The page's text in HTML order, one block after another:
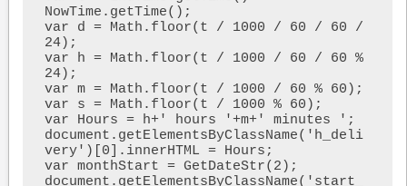
NowTime.getTime();
var d = Math.floor(t / 1000 / 60 / 60 /
24);
var h = Math.floor(t / 1000 / 60 / 60 %
24);
var m = Math.floor(t / 1000 / 60 % 60);
var s = Math.floor(t / 1000 % 60);
var Hours = h+' hours '+m+' minutes ';
document.getElementsByClassName('h_deli
very')[0].innerHTML = Hours;
var monthStart = GetDateStr(2);
document.getElementsByClassName('start_